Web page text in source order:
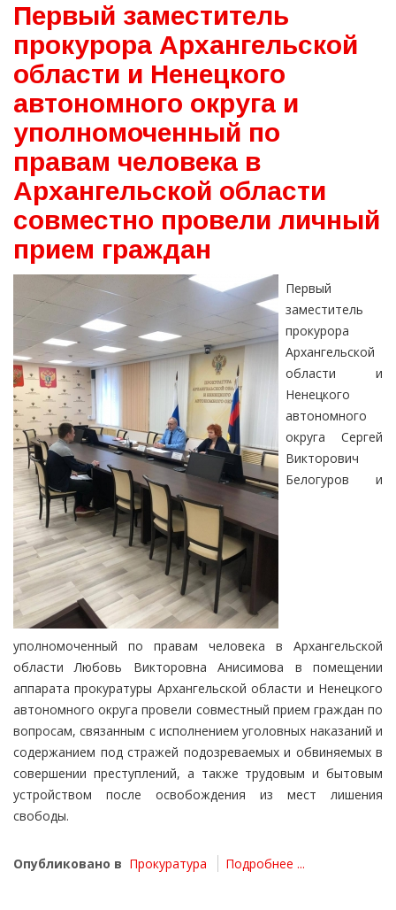
Первый заместитель
прокурора Архангельской
области и Ненецкого
автономного округа и
уполномоченный по
правам человека в
Архангельской области
совместно провели личный
прием граждан
Первый
заместитель
прокурора
Архангельской
области и
Ненецкого
автономного
округа Сергей
Викторович
Белогуров и
уполномоченный по правам человека в Архангельской
области Любовь Викторовна Анисимова в помещении
аппарата прокуратуры Архангельской области и Ненецкого
автономного округа провели совместный прием граждан по
вопросам, связанным с исполнением уголовных наказаний и
содержанием под стражей подозреваемых и обвиняемых в
совершении преступлений, а также трудовым и бытовым
устройством после освобождения из мест лишения
свободы.
Опубликовано в Прокуратура Подробнее ...